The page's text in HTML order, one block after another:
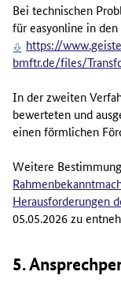
Bei technischen
für easyonline in den
https://
bmftr.de/files/
In der zweiten
bewerteten und
einen förmlichen
Weitere
Herausforderungen
05.05.2026 zu
5.